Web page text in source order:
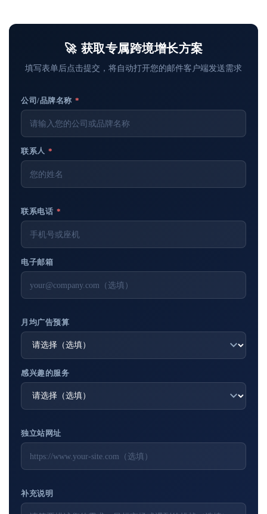
🚀 获取专属跨境增长方案
填写表单后点击提交，将自动打开您的邮件客户端发送需求
公司/品牌名称 *
联系人 *
联系电话 *
电子邮箱
月均广告预算
感兴趣的服务
独立站网址
补充说明